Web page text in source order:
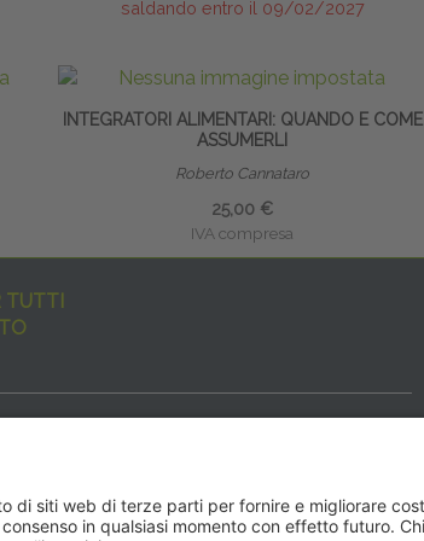
saldando entro il 09/02/2027
INTEGRATORI ALIMENTARI: QUANDO E COME
ASSUMERLI
Roberto Cannataro
25,00 €
IVA compresa
TUTTI
formative
dell’evento ideale